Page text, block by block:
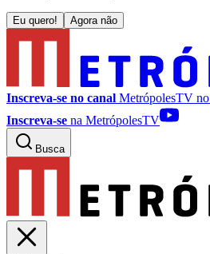
Eu quero! Agora não
Inscreva-se no canal MetrópolesTV no
Inscreva-se na MetrópolesTV
Busca